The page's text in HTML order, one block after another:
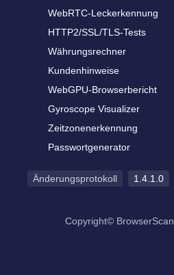
WebRTC-Leckerkennung
HTTP2/SSL/TLS-Tests
Währungsrechner
Kundenhinweise
WebGPU-Browserbericht
Gyroscope Visualizer
Zeitzonenerkennung
Passwortgenerator
Änderungsprotokoll 1.4.1.0
Copyright© BrowserScan